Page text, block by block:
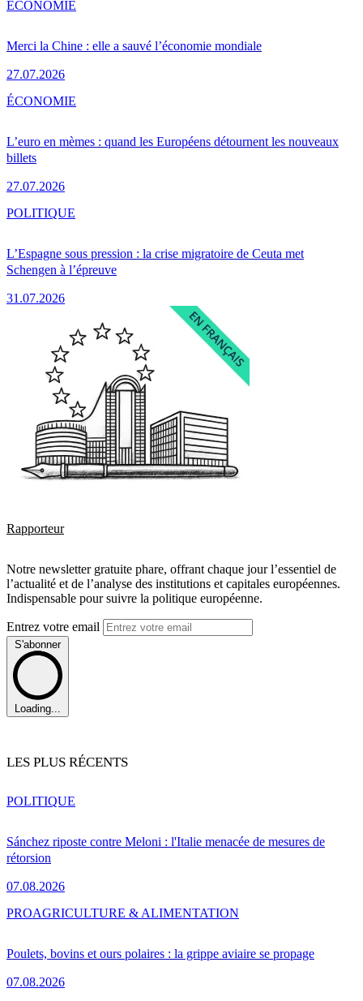
Merci la Chine : elle a sauvé l’économie mondiale
27.07.2026
ÉCONOMIE
L’euro en mèmes : quand les Européens détournent les nouveaux
billets
27.07.2026
ÉCONOMIE
L’Espagne sous pression : la crise migratoire de Ceuta met
Schengen à l’épreuve
31.07.2026
POLITIQUE
Rapporteur
Notre newsletter gratuite phare, offrant chaque jour l’essentiel de
l’actualité et de l’analyse des institutions et capitales européennes.
Indispensable pour suivre la politique européenne.
Entrez votre email
S'abonner
Loading...
LES PLUS RÉCENTS
Sánchez riposte contre Meloni : l'Italie menacée de mesures de
rétorsion
07.08.2026
POLITIQUE
Poulets, bovins et ours polaires : la grippe aviaire se propage
07.08.2026
PROAGRICULTURE & ALIMENTATION